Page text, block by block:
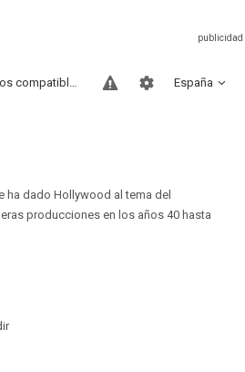
España
Sitios compatibles
ha dado Hollywood al tema del
producciones en los años 40 hasta